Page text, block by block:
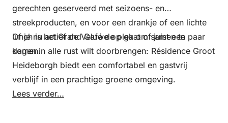
gerechten geserveerd met seizoens- en
streekproducten, en voor een drankje of een lichte
lunch is het Grand Café de plek om samen te
komen.
Of je nu actief de Veluwe op gaat of juist een paar
dagen in alle rust wilt doorbrengen: Résidence Groot
Heideborgh biedt een comfortabel en gastvrij
verblijf in een prachtige groene omgeving.
Lees verder…